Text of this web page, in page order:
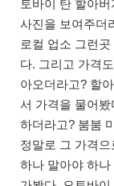
토바이 탄 할아
사진을 보여주더
로컬 업소 그런
다. 그리고 가격
아오더라고? 할
서 가격을 물어
하더라고? 붐붐
정말로 그 가격
하나 말아야 하